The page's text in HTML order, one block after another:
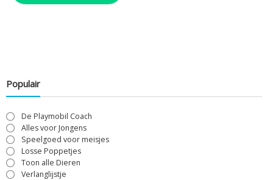
Populair
De Playmobil Coach
Alles voor Jongens
Speelgoed voor meisjes
Losse Poppetjes
Toon alle Dieren
Verlanglijstje